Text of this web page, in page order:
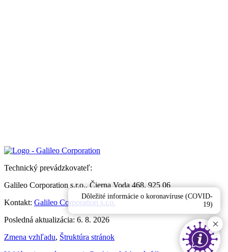
Technický prevádzkovateľ:
Galileo Corporation s.r.o., Čierna Voda 468, 925 06
Kontakt: Galileo Corporation s.r.o.
Posledná aktualizácia: 6. 8. 2026
Zmena vzhľadu, Štruktúra stránok
Dôležité informácie o koronavíruse (COVID-
19)